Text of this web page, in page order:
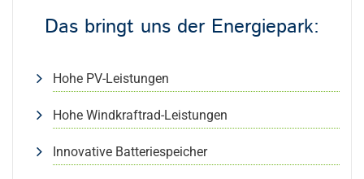
Das bringt uns der Energiepark:
Hohe PV-Leistungen
Hohe Windkraftrad-Leistungen
Innovative Batteriespeicher